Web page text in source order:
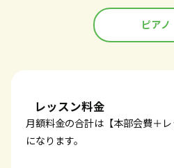
ピアノ
レッスン料金
月額料金の合計は【本部会費＋レ
になります。